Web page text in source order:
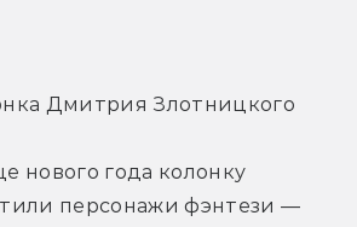
Дмитрия Злотницкого
нового года колонку
персонажи фэнтези —